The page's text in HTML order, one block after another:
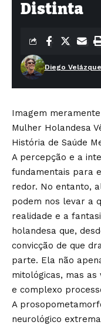
Distinta
Diego
Imagem
Mulher Holandesa
História de Saúde
A percepção e a
fundamentais para
redor. No entanto,
podem nos levar a
realidade e a
holandesa que,
convicção de que
parte. Ela não
mitológicas, mas as
e complexo
A
neurológico